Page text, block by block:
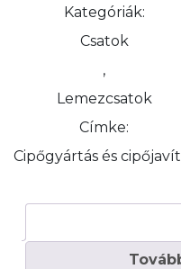
Kategóriák:
Csatok
,
Lemezcsatok
Címke:
Cipőgyártás és